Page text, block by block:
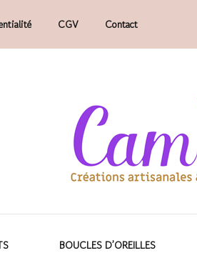
CGV Contact
BOUCLES D’OREILLES